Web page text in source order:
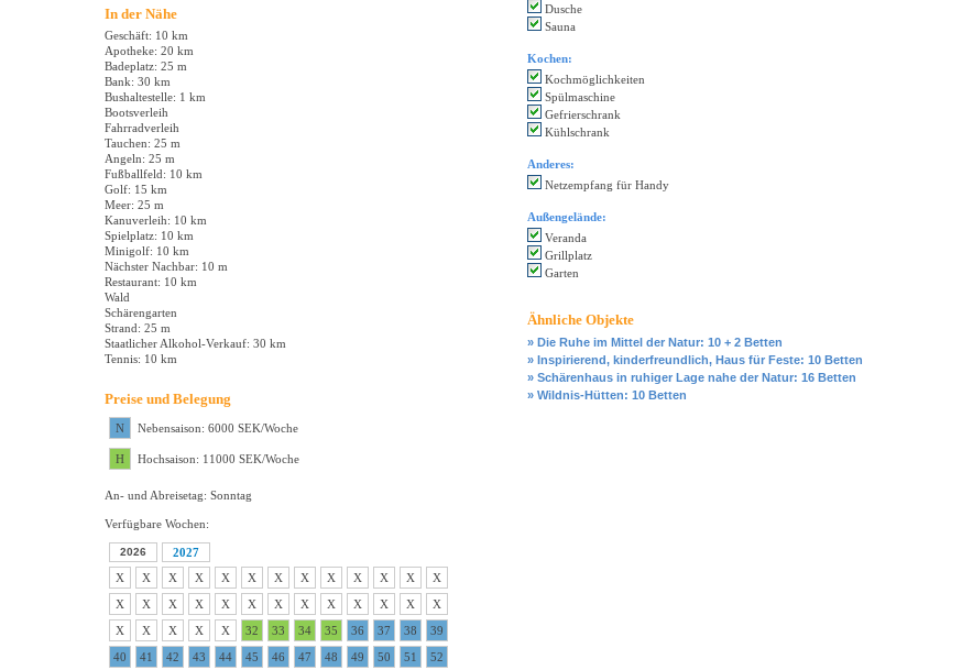
In der Nähe
Geschäft: 10 km
Apotheke: 20 km
Badeplatz: 25 m
Bank: 30 km
Bushaltestelle: 1 km
Bootsverleih
Fahrradverleih
Tauchen: 25 m
Angeln: 25 m
Fußballfeld: 10 km
Golf: 15 km
Meer: 25 m
Kanuverleih: 10 km
Spielplatz: 10 km
Minigolf: 10 km
Nächster Nachbar: 10 m
Restaurant: 10 km
Wald
Schärengarten
Strand: 25 m
Staatlicher Alkohol-Verkauf: 30 km
Tennis: 10 km
Preise und Belegung
N Nebensaison: 6000 SEK/Woche
H Hochsaison: 11000 SEK/Woche
An- und Abreisetag: Sonntag
Verfügbare Wochen:
2026
2027
X
X X X X X X X X X X X
X
X
X X X X X X X X X X X
X
X
X X X X 32 33 34 35 36 37 38
39
40
41 42 43 44 45 46 47 48 49 50 51
52
Dusche
Sauna
Kochen:
Kochmöglichkeiten
Spülmaschine
Gefrierschrank
Kühlschrank
Anderes:
Netzempfang für Handy
Außengelände:
Veranda
Grillplatz
Garten
Ähnliche Objekte
» Die Ruhe im Mittel der Natur: 10 + 2 Betten
» Inspirierend, kinderfreundlich, Haus für Feste: 10 Betten
» Schärenhaus in ruhiger Lage nahe der Natur: 16 Betten
» Wildnis-Hütten: 10 Betten